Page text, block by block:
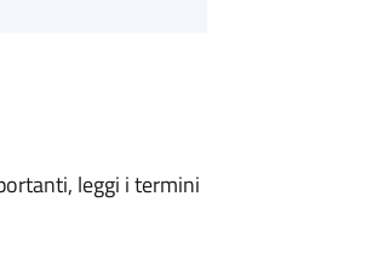
leggi i termini